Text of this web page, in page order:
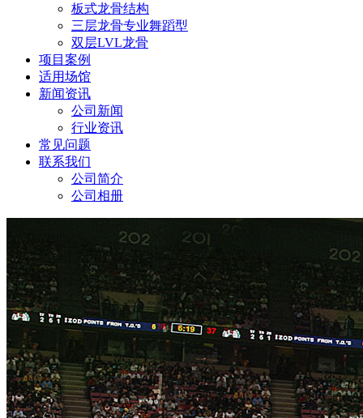
板式龙骨结构
三层龙骨专业舞蹈型
双层LVL龙骨
项目案例
适用场馆
新闻资讯
公司新闻
行业资讯
常见问题
联系我们
公司简介
公司相册